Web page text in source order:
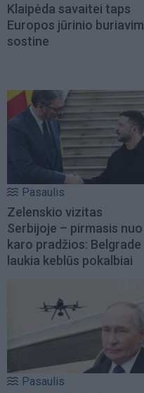
Klaipėda savaitei taps
Europos jūrinio
sostine
Pasaulis
Zelenskio vizitas
Serbijoje – pirmasis nuo
karo pradžios: Belgrade
laukia keblūs pokalbiai
Pasaulis